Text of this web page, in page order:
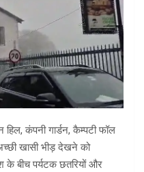
कंपनी गार्डन, कैम्पटी फॉल
खासी भीड़ देखने को
के बीच पर्यटक छतरियों और